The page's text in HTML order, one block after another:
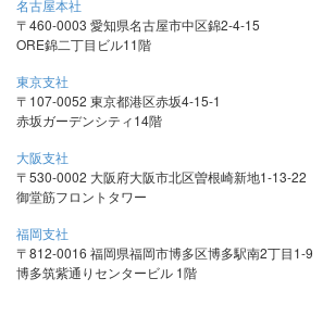
名古屋本社
〒460-0003 愛知県名古屋市中区錦2-4-15
ORE錦二丁目ビル11階
東京支社
〒107-0052 東京都港区赤坂4-15-1
赤坂ガーデンシティ14階
大阪支社
〒530-0002 大阪府大阪市北区曽根崎新地1-13-22
御堂筋フロントタワー
福岡支社
〒812-0016 福岡県福岡市博多区博多駅南2丁目1-9
博多筑紫通りセンタービル 1階